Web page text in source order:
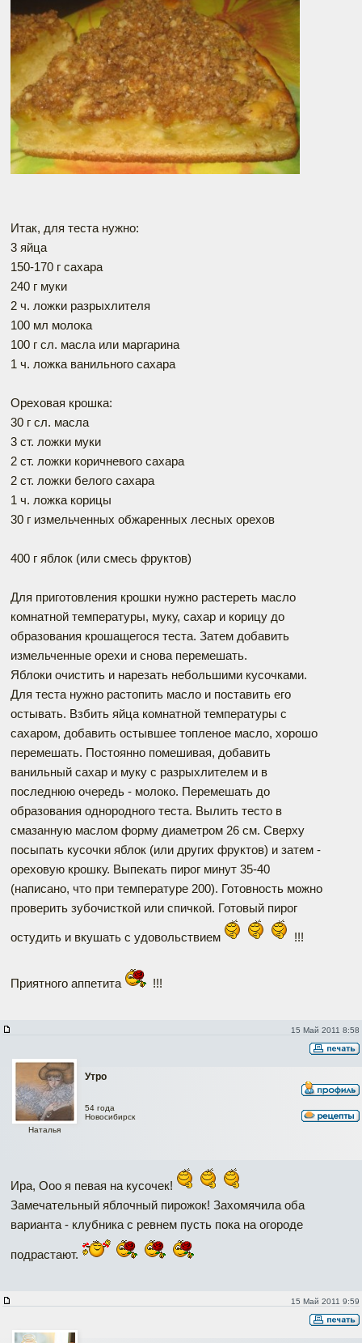
Итак, для теста нужно:
3 яйца
150-170 г сахара
240 г муки
2 ч. ложки разрыхлителя
100 мл молока
100 г сл. масла или маргарина
1 ч. ложка ванильного сахара
Ореховая крошка:
30 г сл. масла
3 ст. ложки муки
2 ст. ложки коричневого сахара
2 ст. ложки белого сахара
1 ч. ложка корицы
30 г измельченных обжаренных лесных орехов
400 г яблок (или смесь фруктов)
Для приготовления крошки нужно растереть масло
комнатной температуры, муку, сахар и корицу до
образования крошащегося теста. Затем добавить
измельченные орехи и снова перемешать.
Яблоки очистить и нарезать небольшими кусочками.
Для теста нужно растопить масло и поставить его
остывать. Взбить яйца комнатной температуры с
сахаром, добавить остывшее топленое масло, хорошо
перемешать. Постоянно помешивая, добавить
ванильный сахар и муку с разрыхлителем и в
последнюю очередь - молоко. Перемешать до
образования однородного теста. Вылить тесто в
смазанную маслом форму диаметром 26 см. Сверху
посыпать кусочки яблок (или других фруктов) и затем -
ореховую крошку. Выпекать пирог минут 35-40
(написано, что при температуре 200). Готовность можно
проверить зубочисткой или спичкой. Готовый пирог
остудить и вкушать с удовольствием !!!
Приятного аппетита !!!
15 Май 2011 8:58
Утро
Наталья
54 года
Новосибирск
Ира, Ооо я певая на кусочек!
Замечательный яблочный пирожок! Захомячила оба
варианта - клубника с ревнем пусть пока на огороде
подрастают.
15 Май 2011 9:59